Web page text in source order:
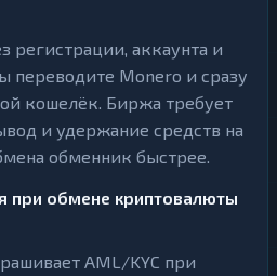
регистрации, аккаунта и
переводите Monero и сразу
кошелёк. Биржа требует
и удержание средств на
обменник быстрее.
при обмене криптовалюты
AML/KYC при